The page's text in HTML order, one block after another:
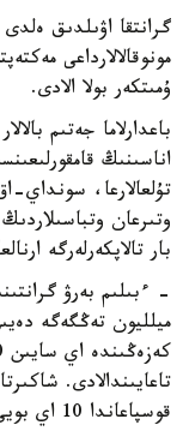
گرانتقا اۋىلدىق
ۇمىتكەر بولا الادى.
باعدارلاما جەتىم
اناسىنىڭ
تۇلعالارعا، سونداي-
وتىرعان
بار تالاپكەرلەرگە
ميلليون تەڭگەگە
تاعايىندالادى.
قوسپاعاندا 10 اي بويى تولەنەدى،- دەلىنگەن حابارلامادا.